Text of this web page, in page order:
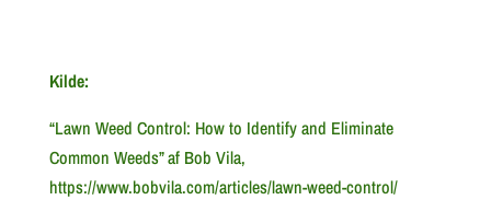
Kilde:
“Lawn Weed Control: How to Identify and Eliminate
Common Weeds” af Bob Vila,
https://www.bobvila.com/articles/lawn-weed-control/